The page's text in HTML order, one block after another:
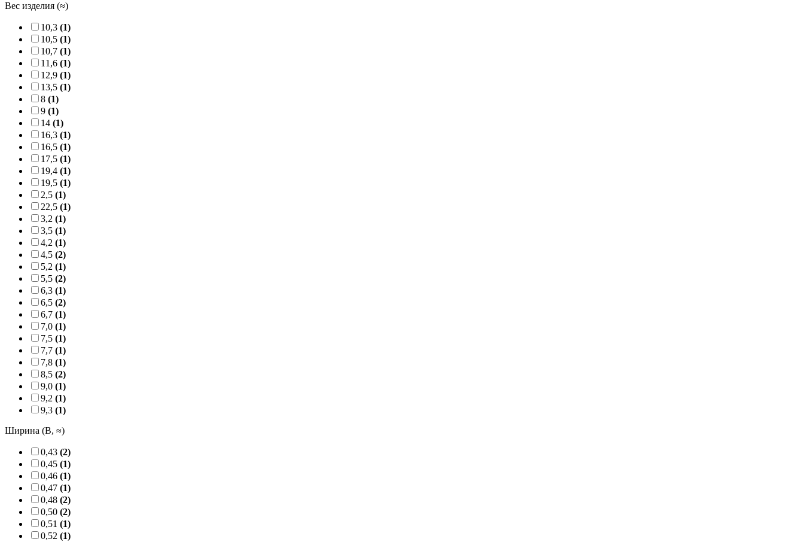
Вес изделия (≈)
10,3 (1)
10,5 (1)
10,7 (1)
11,6 (1)
12,9 (1)
13,5 (1)
8 (1)
9 (1)
14 (1)
16,3 (1)
16,5 (1)
17,5 (1)
19,4 (1)
19,5 (1)
2,5 (1)
22,5 (1)
3,2 (1)
3,5 (1)
4,2 (1)
4,5 (2)
5,2 (1)
5,5 (2)
6,3 (1)
6,5 (2)
6,7 (1)
7,0 (1)
7,5 (1)
7,7 (1)
7,8 (1)
8,5 (2)
9,0 (1)
9,2 (1)
9,3 (1)
Ширина (B, ≈)
0,43 (2)
0,45 (1)
0,46 (1)
0,47 (1)
0,48 (2)
0,50 (2)
0,51 (1)
0,52 (1)